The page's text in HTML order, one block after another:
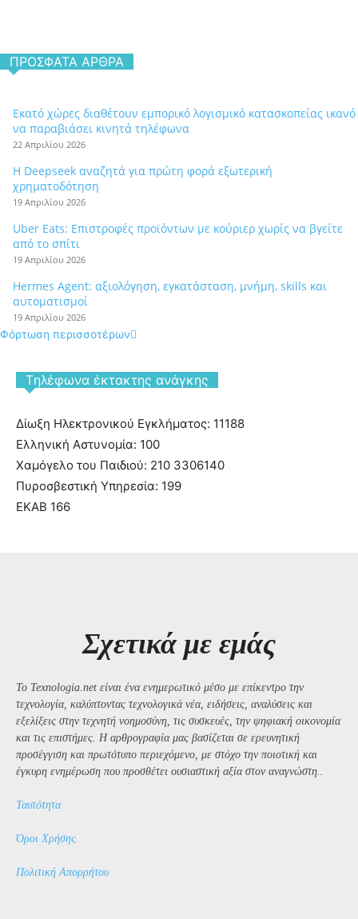
ΠΡΌΣΦΑΤΑ ΆΡΘΡΑ
Εκατό χώρες διαθέτουν εμπορικό λογισμικό κατασκοπείας ικανό
να παραβιάσει κινητά τηλέφωνα
22 Απριλίου 2026
Η Deepseek αναζητά για πρώτη φορά εξωτερική
χρηματοδότηση
19 Απριλίου 2026
Uber Eats: Επιστροφές προϊόντων με κούριερ χωρίς να βγείτε
από το σπίτι
19 Απριλίου 2026
Hermes Agent: αξιολόγηση, εγκατάσταση, μνήμη, skills και
αυτοματισμοί
19 Απριλίου 2026
Φόρτωση περισσοτέρων
Tηλέφωνα έκτακτης ανάγκης
Δίωξη Ηλεκτρονικού Εγκλήματος: 11188
Ελληνική Αστυνομία: 100
Χαμόγελο του Παιδιού: 210 3306140
Πυροσβεστική Υπηρεσία: 199
ΕΚΑΒ 166
Σχετικά με εμάς
Το Texnologia.net είναι ένα ενημερωτικό μέσο με επίκεντρο την
τεχνολογία, καλύπτοντας τεχνολογικά νέα, ειδήσεις, αναλύσεις και
εξελίξεις στην τεχνητή νοημοσύνη, τις συσκευές, την ψηφιακή οικονομία
και τις επιστήμες. Η αρθρογραφία μας βασίζεται σε ερευνητική
προσέγγιση και πρωτότυπο περιεχόμενο, με στόχο την ποιοτική και
έγκυρη ενημέρωση που προσθέτει ουσιαστική αξία στον αναγνώστη..
Ταυτότητα
Όροι Χρήσης
Πολιτική Απορρήτου